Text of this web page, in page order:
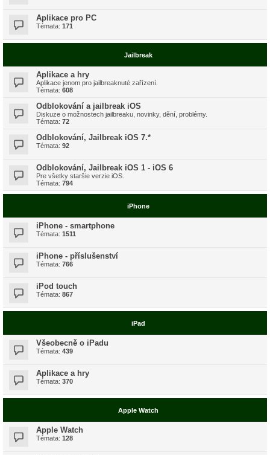
Aplikace pro PC
Témata: 171
Jailbreak
Aplikace a hry
Aplikace jenom pro jailbreaknuté zařízení.
Témata: 608
Odblokování a jailbreak iOS
Diskuze o možnostech jailbreaku, novinky, dění, problémy.
Témata: 72
Odblokování, Jailbreak iOS 7.*
Témata: 92
Odblokování, Jailbreak iOS 1 - iOS 6
Pre všetky staršie verzie iOS.
Témata: 794
iPhone
iPhone - smartphone
Témata: 1511
iPhone - příslušenství
Témata: 766
iPod touch
Témata: 867
iPad
Všeobecně o iPadu
Témata: 439
Aplikace a hry
Témata: 370
Apple Watch
Apple Watch
Témata: 128